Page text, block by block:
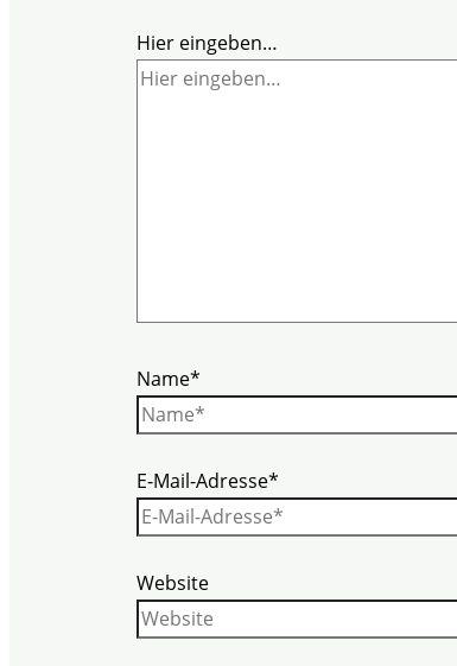
Hier eingeben…
Name*
E-Mail-Adresse*
Website